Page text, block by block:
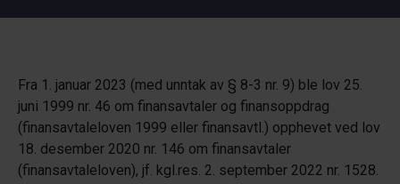
Fra 1. januar 2023 (med unntak av § 8-3 nr. 9) ble lov 25.
juni 1999 nr. 46 om finansavtaler og finansoppdrag
(finansavtaleloven 1999 eller finansavtl.) opphevet ved lov
18. desember 2020 nr. 146 om finansavtaler
(finansavtaleloven), jf. kgl.res. 2. september 2022 nr. 1528.